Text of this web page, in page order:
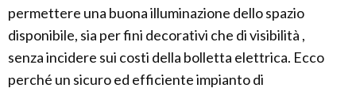
permettere una buona illuminazione dello spazio
disponibile, sia per fini decorativi che di visibilità ,
senza incidere sui costi della bolletta elettrica. Ecco
perché un sicuro ed efficiente impianto di